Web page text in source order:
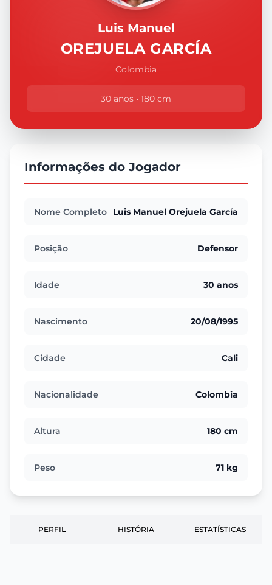
Luis Manuel
OREJUELA GARCÍA
Colombia
30 anos • 180 cm
Informações do Jogador
Nome Completo Luis Manuel Orejuela García
Posição Defensor
Idade 30 anos
Nascimento 20/08/1995
Cidade Cali
Nacionalidade Colombia
Altura 180 cm
Peso 71 kg
PERFIL HISTÓRIA ESTATÍSTICAS